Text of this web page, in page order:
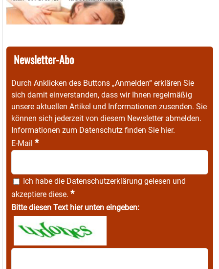
Newsletter-Abo
Durch Anklicken des Buttons „Anmelden“ erklären Sie
sich damit einverstanden, dass wir Ihnen regelmäßig
unsere aktuellen Artikel und Informationen zusenden. Sie
können sich jederzeit von diesem Newsletter abmelden.
Informationen zum Datenschutz finden Sie hier.
E-Mail *
Ich habe die Datenschutzerklärung gelesen und
akzeptiere diese. *
Bitte diesen Text hier unten eingeben: